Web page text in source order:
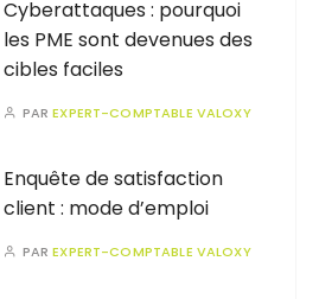
Cyberattaques : pourquoi
les PME sont devenues des
cibles faciles
PAREXPERT-COMPTABLE VALOXY
Enquête de satisfaction
client : mode d’emploi
PAREXPERT-COMPTABLE VALOXY